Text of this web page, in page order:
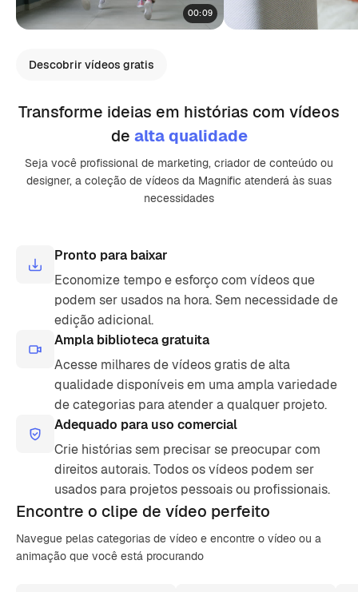
00:09
Descobrir vídeos gratis
Transforme ideias em histórias com vídeos
de alta qualidade
Seja você profissional de marketing, criador de conteúdo ou
designer, a coleção de vídeos da Magnific atenderá às suas
necessidades
Pronto para baixar
Economize tempo e esforço com vídeos que
podem ser usados ​​na hora. Sem necessidade de
edição adicional.
Ampla biblioteca gratuita
Acesse milhares de vídeos gratis de alta
qualidade disponíveis em uma ampla variedade
de categorias para atender a qualquer projeto.
Adequado para uso comercial
Crie histórias sem precisar se preocupar com
direitos autorais. Todos os vídeos podem ser
usados para projetos pessoais ou profissionais.
Encontre o clipe de vídeo perfeito
Navegue pelas categorias de vídeo e encontre o vídeo ou a
animação que você está procurando